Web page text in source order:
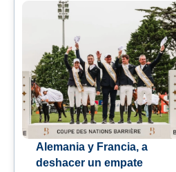
Alemania y Francia, a
deshacer un empate